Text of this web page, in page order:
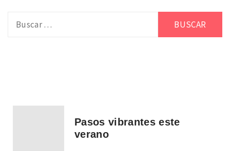
Pasos vibrantes este
verano